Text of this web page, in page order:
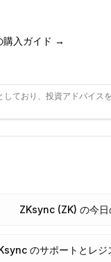
購入ガイド →
ており、投資アドバイス
ZKsync (ZK) の今日
のサポートとレジ